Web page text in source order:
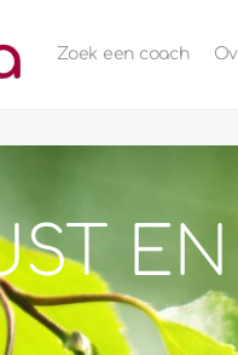
Zoek een coach